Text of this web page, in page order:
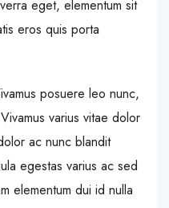
eget, elementum sit
eros quis porta
posuere leo nunc,
varius vitae dolor
ac nunc blandit
egestas varius ac sed
elementum dui id nulla